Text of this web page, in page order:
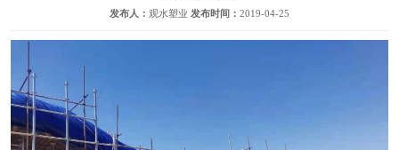
发布人： 观水塑业 发布时间： 2019-04-25